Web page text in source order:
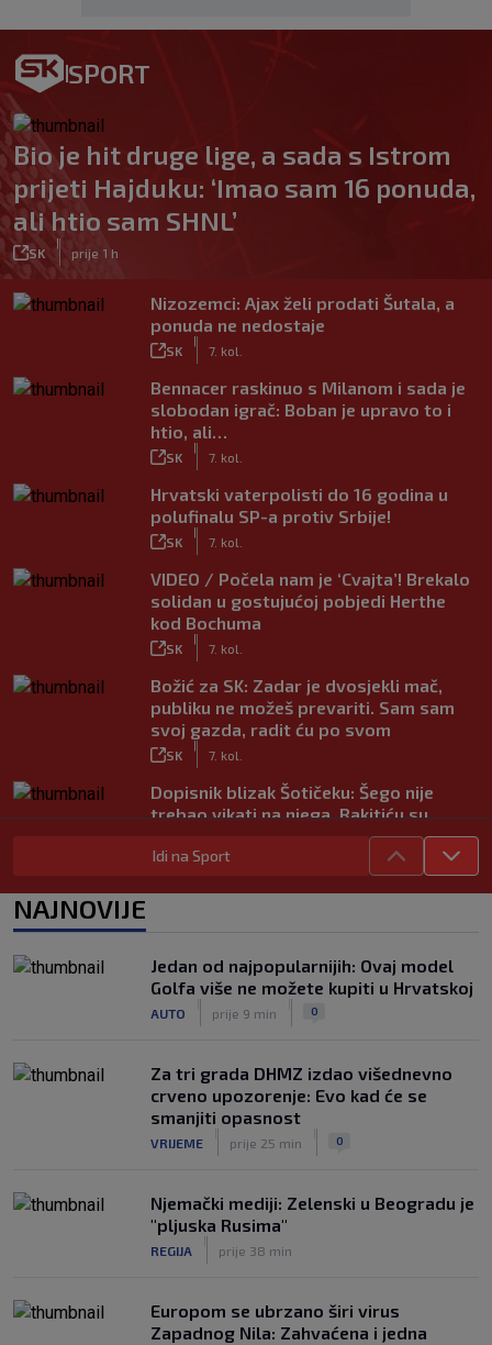
SPORT
Bio je hit druge lige, a sada s Istrom
prijeti Hajduku: ‘Imao sam 16 ponuda,
ali htio sam SHNL’
SK prije 1 h
Nizozemci: Ajax želi prodati Šutala, a
ponuda ne nedostaje
SK 7. kol.
Bennacer raskinuo s Milanom i sada je
slobodan igrač: Boban je upravo to i
htio, ali…
SK 7. kol.
Hrvatski vaterpolisti do 16 godina u
polufinalu SP-a protiv Srbije!
SK 7. kol.
VIDEO / Počela nam je ‘Cvajta’! Brekalo
solidan u gostujućoj pobjedi Herthe
kod Bochuma
SK 7. kol.
Božić za SK: Zadar je dvosjekli mač,
publiku ne možeš prevariti. Sam sam
svoj gazda, radit ću po svom
SK 7. kol.
Dopisnik blizak Šotičeku: Šego nije
trebao vikati na njega, Rakitiću su
također svi bili dinamovci…
SK
|
7. kol.
Objavljeno koje su države uz Infantina,
SK 7. kol.
Kustošija želi ekspresno u SHNL! Bara
službeno doveo pojačanje iz Schalkea
Idi na Sport
NAJNOVIJE
Jedan od najpopularnijih: Ovaj model
Golfa više ne možete kupiti u Hrvatskoj
AUTO prije 9 min 0
Za tri grada DHMZ izdao višednevno
crveno upozorenje: Evo kad će se
smanjiti opasnost
VRIJEME prije 25 min 0
Njemački mediji: Zelenski u Beogradu je
"pljuska Rusima"
REGIJA prije 38 min
Europom se ubrzano širi virus
Zapadnog Nila: Zahvaćena i jedna